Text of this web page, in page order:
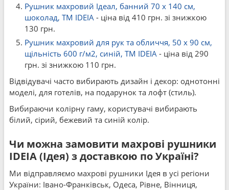
Рушник махровий Ідеал, банний 70 x 140 см,
шоколад, ТМ IDEIA - ціна від 410 грн. зі знижкою
130 грн.
Рушник махровий для рук та обличчя, 50 x 90 см,
щільність 600 г/м2, синій, ТМ IDEIA - ціна від 290
грн. зі знижкою 110 грн.
Відвідувачі часто вибирають дизайн і декор: однотонні
моделі, для готелів, на подарунок та лофт (стиль).
Вибираючи колірну гаму, користувачі вибирають
білий, сірий, бежевий та синій колір.
Чи можна замовити махрові рушники
IDEIA (Ідея) з доставкою по Україні?
Ми відправляємо махрові рушники Ідея в усі регіони
України: Івано-Франківськ, Одеса, Рівне, Вінниця,